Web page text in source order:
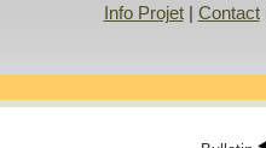
Info Projet| Contact|